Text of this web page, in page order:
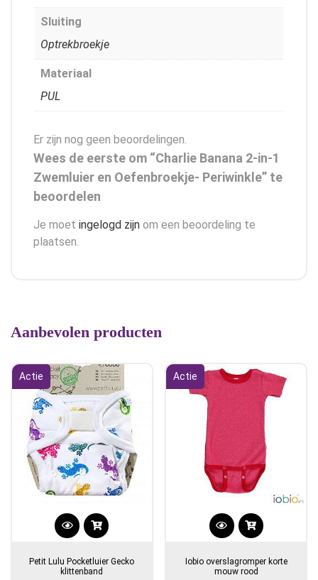
Sluiting
Optrekbroekje
Materiaal
PUL
Er zijn nog geen beoordelingen.
Wees de eerste om “Charlie Banana 2-in-1
Zwemluier en Oefenbroekje- Periwinkle” te
beoordelen
Je moet ingelogd zijn om een beoordeling te
plaatsen.
Aanbevolen producten
Actie
Petit Lulu Pocketluier Gecko
klittenband
Actie
Dit
heeft
Iobio overslagromper korte
mouw rood